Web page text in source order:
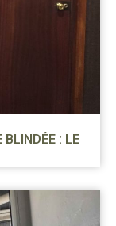
BLINDÉE : LE